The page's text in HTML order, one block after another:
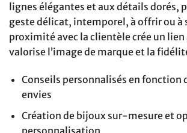
lignes élégantes et aux détails dorés,
geste délicat, intemporel, à offrir ou à
proximité avec la clientèle crée un
valorise l’image de marque et la
Conseils personnalisés en fonction
envies
Création de bijoux sur-mesure et
personnalisation